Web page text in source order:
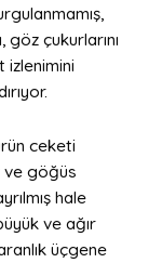
çukurlarını
izlenimini
ceketi
ve göğüs
hale
ve ağır
üçgene